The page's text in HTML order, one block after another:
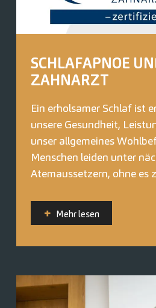
SCHLAFAPNOE
ZAHNARZT
Ein erholsamer Schlaf ist
unsere Gesundheit,
unser allgemeines
Menschen leiden unter
Atemaussetzern, ohne es
Mehr lesen